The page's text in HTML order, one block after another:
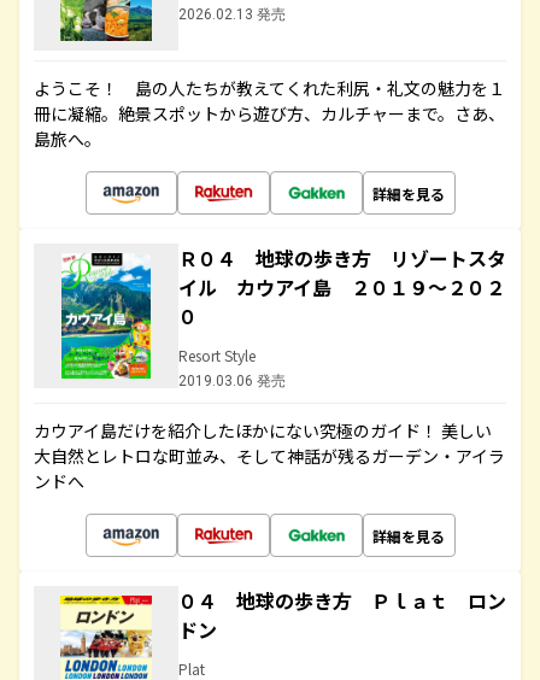
2026.02.13 発売
ようこそ！ 島の人たちが教えてくれた利尻・礼文の魅力を１
冊に凝縮。絶景スポットから遊び方、カルチャーまで。さあ、
島旅へ。
詳細を見る
Ｒ０４ 地球の歩き方 リゾートスタ
イル カウアイ島 ２０１９～２０２
０
Resort Style
2019.03.06 発売
カウアイ島だけを紹介したほかにない究極のガイド！ 美しい
大自然とレトロな町並み、そして神話が残るガーデン・アイラ
ンドへ
詳細を見る
０４ 地球の歩き方 Ｐｌａｔ ロン
ドン
Plat